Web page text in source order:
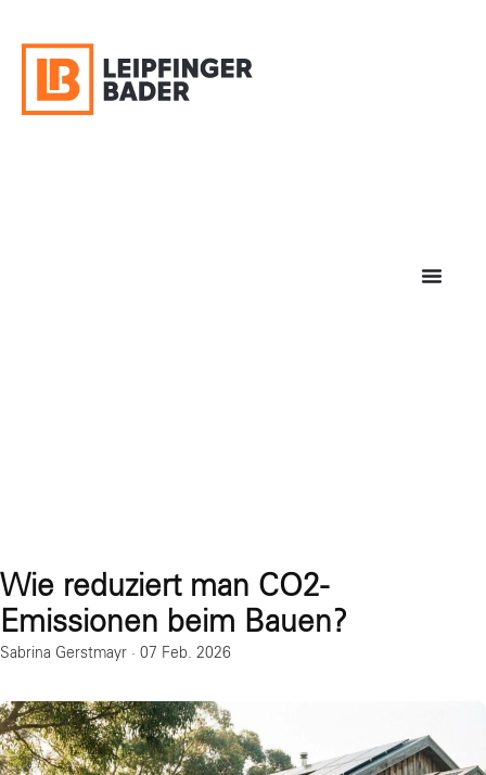
Wie reduziert man CO2-
Emissionen beim Bauen?
Sabrina Gerstmayr · 07 Feb. 2026